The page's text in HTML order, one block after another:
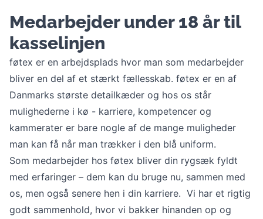
Medarbejder under 18 år til
kasselinjen
føtex er en arbejdsplads hvor man som medarbejder
bliver en del af et stærkt fællesskab. føtex er en af
Danmarks største detailkæder og hos os står
mulighederne i kø - karriere, kompetencer og
kammerater er bare nogle af de mange muligheder
man kan få når man trækker i den blå uniform.
Som medarbejder hos føtex bliver din rygsæk fyldt
med erfaringer – dem kan du bruge nu, sammen med
os, men også senere hen i din karriere. Vi har et rigtig
godt sammenhold, hvor vi bakker hinanden op og